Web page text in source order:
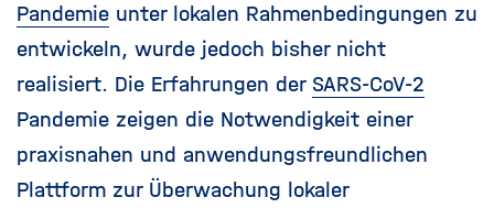
Pandemie unter lokalen Rahmenbedingungen zu
entwickeln, wurde jedoch bisher nicht
realisiert. Die Erfahrungen der SARS-CoV-2
Pandemie zeigen die Notwendigkeit einer
praxisnahen und anwendungsfreundlichen
Plattform zur Überwachung lokaler